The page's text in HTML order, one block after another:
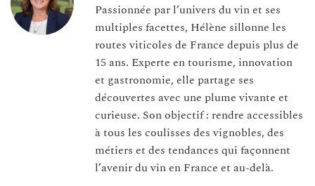
Passionnée par l’univers du vin et ses
multiples facettes, Hélène sillonne les
routes viticoles de France depuis plus de
15 ans. Experte en tourisme, innovation
et gastronomie, elle partage ses
découvertes avec une plume vivante et
curieuse. Son objectif : rendre accessibles
à tous les coulisses des vignobles, des
métiers et des tendances qui façonnent
l’avenir du vin en France et au-delà.